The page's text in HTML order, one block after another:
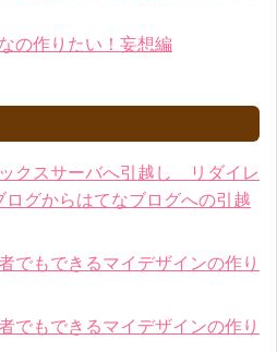
の作りたい！妄想編
クスサーバへ引越し リダイレ
ログからはてなブログへの引越
でもできるマイデザインの作り
でもできるマイデザインの作り